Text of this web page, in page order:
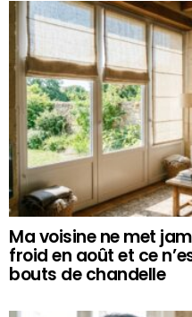
Ma voisine ne met
froid en août et ce
bouts de chandelle